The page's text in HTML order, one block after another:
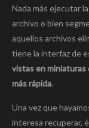
Nada más ejecutar
archivo o bien
aquellos archivos
tiene la interfaz de
vistas en miniaturas
más rápida.
Una vez que
interesa recuperar,